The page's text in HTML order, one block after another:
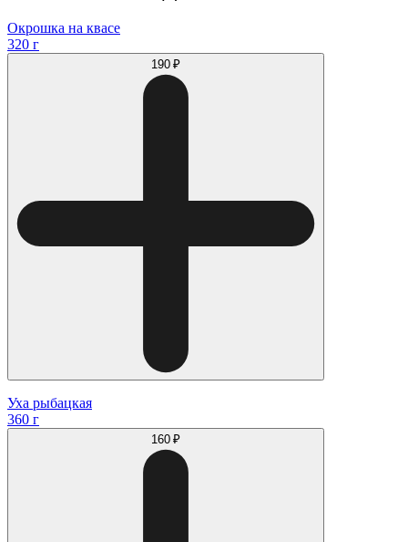
Окрошка на квасе
320 г
190 ₽
Уха рыбацкая
360 г
160 ₽